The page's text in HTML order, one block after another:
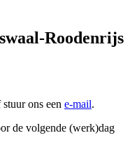
Roodenrijs
stuur ons een e-mail.
de volgende (werk)dag